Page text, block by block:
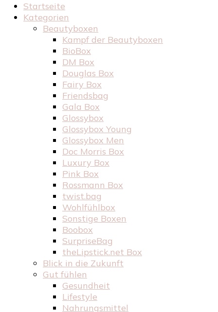
Startseite
Kategorien
Beautyboxen
Kampf der Beautyboxen
BioBox
DM Box
Douglas Box
Fairy Box
Friendsbag
Gala Box
Glossybox
Glossybox Young
Glossybox Men
Doc Morris Box
Luxury Box
Pink Box
Rossmann Box
twist.bag
Wohlfühlbox
Sonstige Boxen
Boobox
SurpriseBag
theLipstick.net Box
Blick in die Zukunft
Gut fühlen
Gesundheit
Lifestyle
Nahrungsmittel